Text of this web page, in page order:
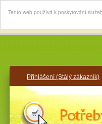
Tento web používá k poskytování
Přihlášení (Stálý zákazník)